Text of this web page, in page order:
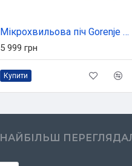
Мікрохвильова піч Gorenje MO4250CLI
5 999 грн
Купити
НАЙБІЛЬШ